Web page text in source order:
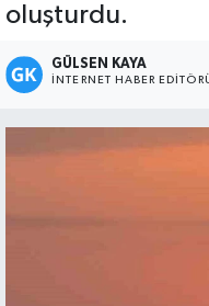
oluşturdu.
GÜLSEN KAYA
İNTERNET HABER